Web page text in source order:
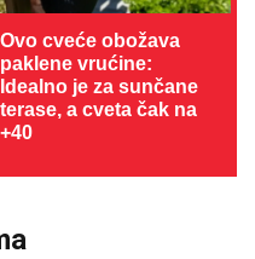
Ovo cveće obožava
paklene vrućine:
Idealno je za sunčane
terase, a cveta čak na
+40